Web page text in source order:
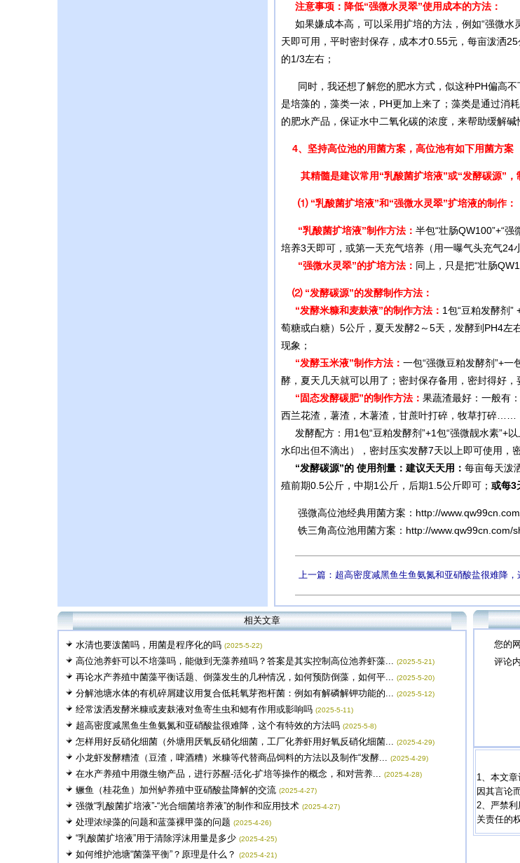
注意事项：降低“强微水灵翠”使用成本的方法：
如果嫌成本高，可以采用扩培的方法，例如“强微水
天即可用，平时密封保存，成本才0.55元，每亩泼洒
的1/3左右；
同时，我还想了解您的肥水方式，似这种PH偏高不
是培藻的，藻类一浓，PH更加上来了；藻类是通过消
的肥水产品，保证水中二氧化碳的浓度，来帮助缓解碱
4、坚持高位池的用菌方案，高位池有如下用菌方案
其精髓是建议常用“乳酸菌扩培液”或“发酵碳源”，
⑴“乳酸菌扩培液”和“强微水灵翠”扩培液的制作：
“乳酸菌扩培液”制作方法： 半包“壮肠QW100”+“
培养3天即可，或第一天充气培养（用一曝气头充气24
“强微水灵翠”的扩培方法： 同上，只是把“壮肠
⑵“发酵碳源”的发酵制作方法：
“发酵米糠和麦麸液”的制作方法： 1包“豆粕发酵剂
萄糖或白糖）5公斤，夏天发酵2～5天，发酵到PH4左
现象；
“发酵玉米液”制作方法： 一包“强微豆粕发酵剂”+
酵，夏天几天就可以用了；密封保存备用，密封得好，
“固态发酵碳肥”的制作方法： 果蔬渣最好：一般有
西兰花渣，薯渣，木薯渣，甘蔗叶打碎，牧草打碎……
发酵配方：用1包“豆粕发酵剂”+1包“强微靓水素”+
水印出但不滴出），密封压实发酵7天以上即可使用，
“发酵碳源”的 使用剂量： 建议天天用： 每亩每天泼
殖前期0.5公斤，中期1公斤，后期1.5公斤即可； 或每3
强微高位池经典用菌方案： http://
铁三角高位池用菌方案： http://www.qw99cn.com/
上一篇：超高密度减黑鱼生鱼氨氮和亚硝酸盐很难降，
相关文章
水清也要泼菌吗，用菌是程序化的吗 (2025-5-22)
高位池养虾可以不培藻吗，能做到无藻养殖吗？答案是其实控制高位池养虾藻... (2025-5-21)
再论水产养殖中菌藻平衡话题、倒藻发生的几种情况，如何预防倒藻，如何平... (2025-5-20)
分解池塘水体的有机碎屑建议用复合低耗氧芽孢杆菌：例如有解磷解钾功能的... (2025-5-12)
经常泼洒发酵米糠或麦麸液对鱼寄生虫和鳃有作用或影响吗 (2025-5-11)
超高密度减黑鱼生鱼氨氮和亚硝酸盐很难降，这个有特效的方法吗 (2025-5-8)
怎样用好反硝化细菌（外塘用厌氧反硝化细菌，工厂化养虾用好氧反硝化细菌... (2025-4-29)
小龙虾发酵糟渣（豆渣，啤酒糟）米糠等代替商品饲料的方法以及制作“发酵... (2025-4-29)
在水产养殖中用微生物产品，进行苏醒-活化-扩培等操作的概念，和对营养... (2025-4-28)
鳜鱼（桂花鱼）加州鲈养殖中亚硝酸盐降解的交流 (2025-4-27)
强微“乳酸菌扩培液”-“光合细菌培养液”的制作和应用技术 (2025-4-27)
处理浓绿藻的问题和蓝藻裸甲藻的问题 (2025-4-26)
“乳酸菌扩培液”用于清除浮沫用量是多少 (2025-4-25)
如何维护池塘“菌藻平衡”？原理是什么？ (2025-4-21)
您的
评论
1、本文
因其言论
2、严禁
关责任的